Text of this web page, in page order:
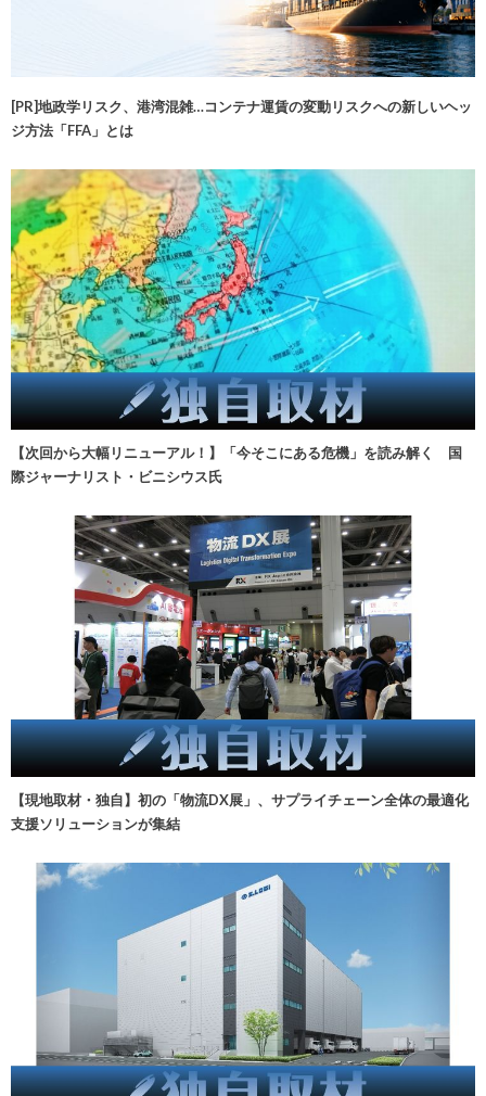
[PR]地政学リスク、港湾混雑…コンテナ運賃の変動リスクへの新しいヘッ
ジ方法「FFA」とは
【次回から大幅リニューアル！】「今そこにある危機」を読み解く 国
際ジャーナリスト・ビニシウス氏
【現地取材・独自】初の「物流DX展」、サプライチェーン全体の最適化
支援ソリューションが集結